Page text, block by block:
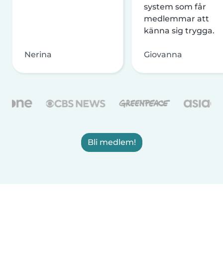
Nerina
system som får
medlemmar att
känna sig trygga.
Giovanna
Bli medlem!